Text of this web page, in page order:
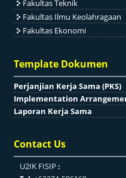
Fakultas Teknik
Fakultas Ilmu Keolahragaan
Fakultas Ekonomi
Template Dokumen
Perjanjian Kerja Sama (PKS)
Implementation
Laporan Kerja Sama
Contact Us
U2IK FISIP :